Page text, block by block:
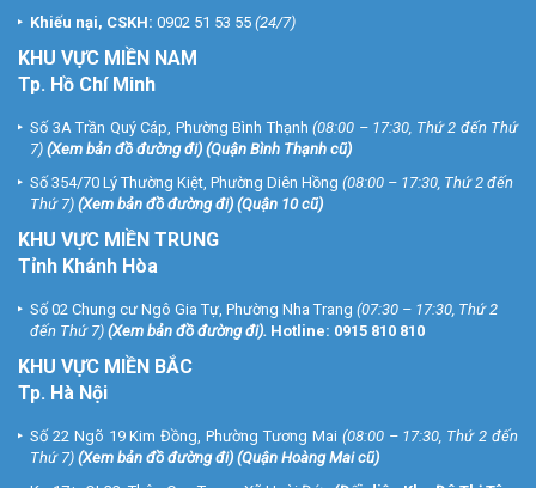
Khiếu nại, CSKH: 0902 51 53 55 (24/7)
KHU VỰC MIỀN NAM
Tp. Hồ Chí Minh
Số 3A Trần Quý Cáp, Phường Bình Thạnh (08:00 – 17:30, Thứ 2 đến Thứ
7) (Xem bản đồ đường đi) (Quận Bình Thạnh cũ)
Số 354/70 Lý Thường Kiệt, Phường Diên Hồng (08:00 – 17:30, Thứ 2 đến
Thứ 7) (Xem bản đồ đường đi) (Quận 10 cũ)
KHU VỰC MIỀN TRUNG
Tỉnh Khánh Hòa
Số 02 Chung cư Ngô Gia Tự, Phường Nha Trang (07:30 – 17:30, Thứ 2
đến Thứ 7) (Xem bản đồ đường đi). Hotline: 0915 810 810
KHU VỰC MIỀN BẮC
Tp. Hà Nội
Số 22 Ngõ 19 Kim Đồng, Phường Tương Mai (08:00 – 17:30, Thứ 2 đến
Thứ 7) (Xem bản đồ đường đi) (Quận Hoàng Mai cũ)